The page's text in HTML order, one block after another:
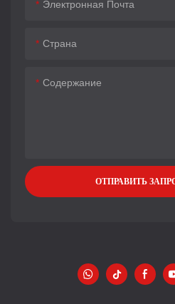
Электронная Почта
Страна
Содержание
ОТПРАВИТЬ